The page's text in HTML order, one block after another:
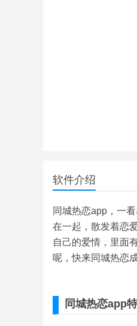
软件介绍
同城热恋app，一
在一起，散发着恋
自己的爱情，里面
呢，快来同城热恋
同城热恋app